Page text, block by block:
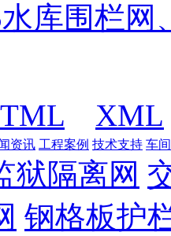
水库围栏网
XML
资讯 工程案例 技术支持 车
狱隔离网
钢格板护